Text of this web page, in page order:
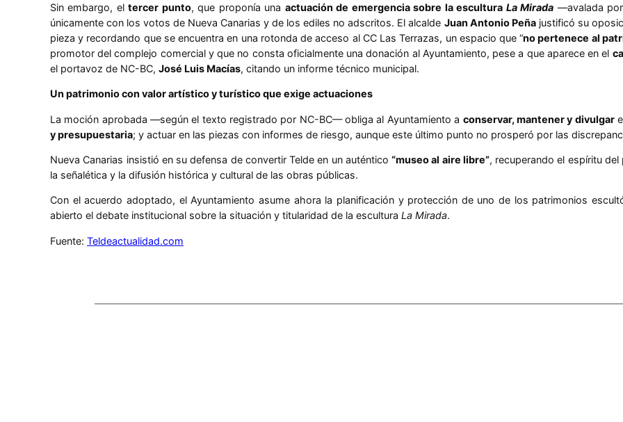
Sin embargo, eltercer punto, que proponía una actuación de emergencia sobre la escultura La Mirada —avalada
únicamente con los votos de Nueva Canarias y de los ediles no adscritos. El alcalde Juan Antonio Peñajustificó su
pieza y recordando que se encuentra en una rotonda de acceso al CC Las Terrazas, un espacio que “no pertenece al
promotor del complejo comercial y que no consta oficialmente una donación al Ayuntamiento, pese a que aparece en el
el portavoz de NC-BC, José Luis Macías, citando un informe técnico municipal.
Un patrimonio con valor artístico y turístico que exige actuaciones
La moción aprobada —según el texto registrado por NC-BC— obliga al Ayuntamiento a conservar, mantener y divulgar
y presupuestaria; y actuar en las piezas con informes de riesgo, aunque este último punto no prosperó por las
Nueva Canarias insistió en su defensa de convertir Telde en un auténtico“museo al aire libre”, recuperando el espíritu
la señalética y la difusión histórica y cultural de las obras públicas.
Con el acuerdo adoptado, el Ayuntamiento asume ahora la planificación y protección de uno de los patrimonios
abierto el debate institucional sobre la situación y titularidad de la escultura La Mirada.
Fuente: Teldeactualidad.com